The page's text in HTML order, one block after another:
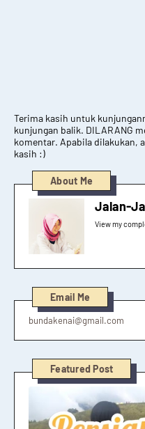
Terima kasih untuk
kunjungan balik. DILARANG
komentar. Apabila dilakukan,
kasih :)
About Me
Jalan-
View my
Email Me
bundakenai@gmail.com
Featured Post